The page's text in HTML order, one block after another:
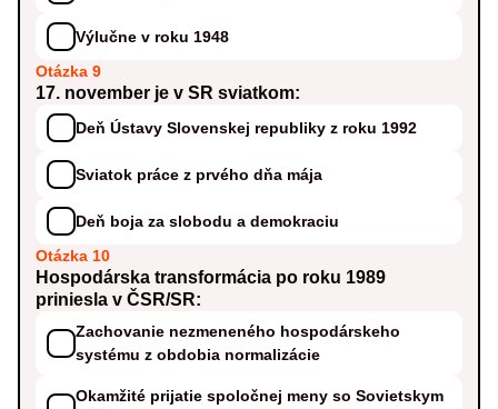
Výlučne v roku 1948
Otázka 9
17. november je v SR sviatkom:
Deň Ústavy Slovenskej republiky z roku 1992
Sviatok práce z prvého dňa mája
Deň boja za slobodu a demokraciu
Otázka 10
Hospodárska transformácia po roku 1989
priniesla v ČSR/SR:
Zachovanie nezmeneného hospodárskeho
systému z obdobia normalizácie
Okamžité prijatie spoločnej meny so Sovietskym